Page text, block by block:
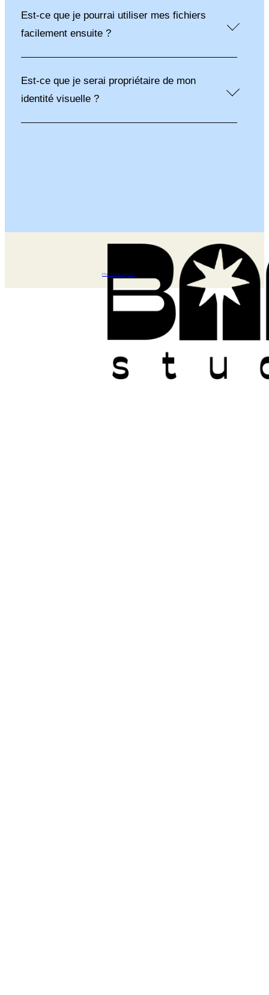
Est-ce que je pourrai utiliser mes fichiers
facilement ensuite ?
Est-ce que je serai propriétaire de mon
identité visuelle ?
mentions légales